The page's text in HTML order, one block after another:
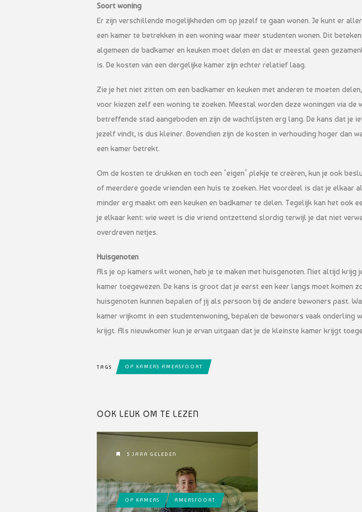
Soort woning
Er zijn verschillende mogelijkheden om op jezelf te gaan wonen. Je kunt er
een kamer te betrekken in een woning waar meer studenten wonen. Dit
algemeen de badkamer en keuken moet delen en dat er meestal geen
is. De kosten van een dergelijke kamer zijn echter relatief laag.
Zie je het niet zitten om een badkamer en keuken met anderen te moeten
voor kiezen zelf een woning te zoeken. Meestal worden deze woningen via de
betreffende stad aangeboden en zijn de wachtlijsten erg lang. De kans dat je
jezelf vindt, is dus kleiner. Bovendien zijn de kosten in verhouding hoger dan
een kamer betrekt.
Om de kosten te drukken en toch een ‘eigen’ plekje te creëren, kun je ook
of meerdere goede vrienden een huis te zoeken. Het voordeel is dat je elkaar
minder erg maakt om een keuken en badkamer te delen. Tegelijk kan het ook
je elkaar kent: wie weet is die vriend ontzettend slordig terwijl je dat niet
overdreven netjes.
Huisgenoten
Als je op kamers wilt wonen, heb je te maken met huisgenoten. Niet altijd krijg
kamer toegewezen. De kans is groot dat je eerst een keer langs moet komen
huisgenoten kunnen bepalen of jij als persoon bij de andere bewoners past.
kamer vrijkomt in een studentenwoning, bepalen de bewoners vaak onderling
krijgt. Als nieuwkomer kun je ervan uitgaan dat je de kleinste kamer krijgt
TAGS OP KAMERS AMERSFOORT
OOK LEUK OM TE LEZEN
5 JAAR GELEDEN
OP KAMERS AMERSFOORT